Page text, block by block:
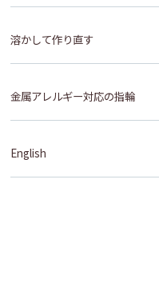
溶かして作り直す
金属アレルギー対応の指輪
English